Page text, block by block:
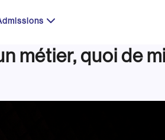
métier, quoi de